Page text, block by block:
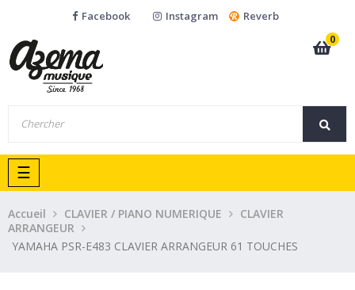
Facebook Instagram
Reverb
0
Basculer
la
navigation
☰
Accueil CLAVIER / PIANO NUMERIQUE
CLAVIER
ARRANGEUR
YAMAHA PSR-E483 CLAVIER ARRANGEUR 61 TOUCHES